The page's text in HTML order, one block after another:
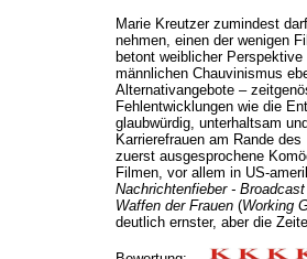
Marie Kreutzer zumindest
nehmen, einen der wenigen
betont weiblicher
männlichen Chauvinismus
Alternativangebote –
Fehlentwicklungen wie die
glaubwürdig, unterhaltsam
Karrierefrauen am Rande
zuerst ausgesprochene
Filmen, vor allem in US-
Nachrichtenfieber -
Waffen der Frauen(Working
deutlich ernster, aber die